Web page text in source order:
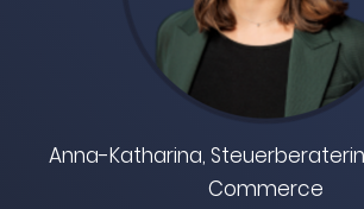
Anna-Katharina, Steuerberaterin
Commerce